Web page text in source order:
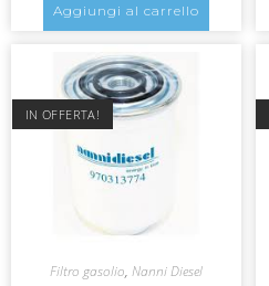
Aggiungi al carrello
IN OFFERTA!
Filtro gasolio, Nanni Diesel